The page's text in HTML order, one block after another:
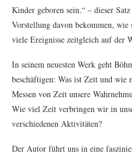
Kinder geboren sein.“ – dieser
Vorstellung davon bekommen,
viele Ereignisse zeitgleich auf der
In seinem neuesten Werk geht
beschäftigen: Was ist Zeit und wie
Messen von Zeit unsere
Wie viel Zeit verbringen wir in
verschiedenen Aktivitäten?
Der Autor führt uns in eine